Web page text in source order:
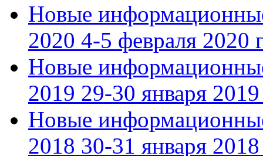
Новые
2020 4-5 февраля 2020
Новые
2019 29-30 января 2019
Новые
2018 30-31 января 2018